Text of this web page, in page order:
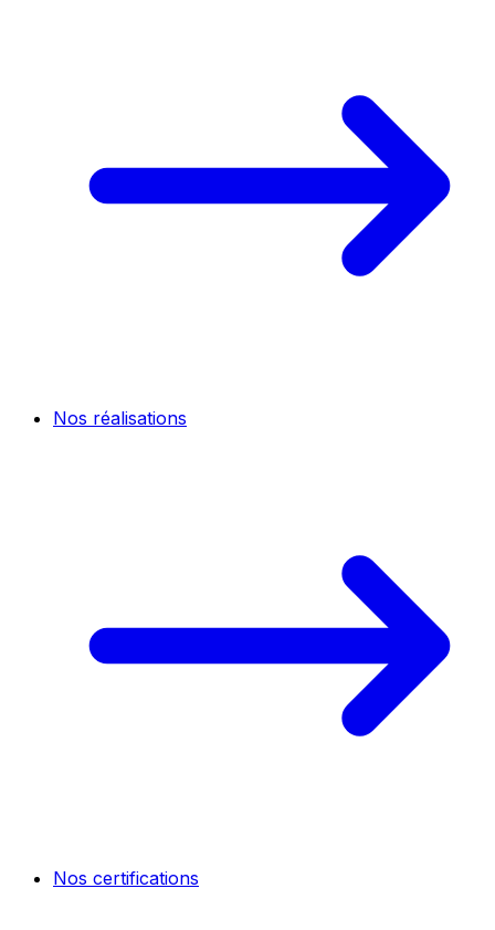
Nos réalisations
Nos certifications